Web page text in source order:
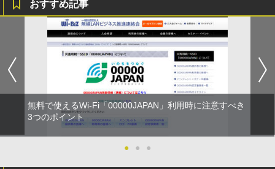
おすすめ記事
無料で使えるWi-Fi「00000JAPAN」利用時に注意すべき
3つのポイント
● ● ●